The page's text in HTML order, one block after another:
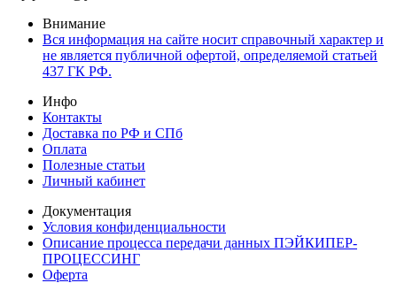
Внимание
Вся информация на сайте носит справочный характер и
не является публичной офертой, определяемой статьей
437 ГК РФ.
Инфо
Контакты
Доставка по РФ и СПб
Оплата
Полезные статьи
Личный кабинет
Документация
Условия конфиденциальности
Описание процесса передачи данных ПЭЙКИПЕР-
ПРОЦЕССИНГ
Оферта